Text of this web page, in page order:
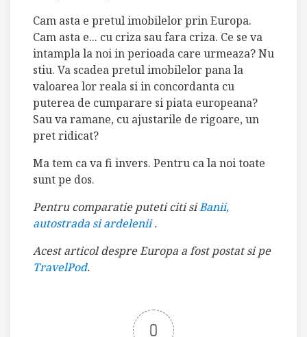
Cam asta e pretul imobilelor prin Europa.
Cam asta e... cu criza sau fara criza. Ce se va
intampla la noi in perioada care urmeaza? Nu
stiu. Va scadea pretul imobilelor pana la
valoarea lor reala si in concordanta cu
puterea de cumparare si piata europeana?
Sau va ramane, cu ajustarile de rigoare, un
pret ridicat?
Ma tem ca va fi invers. Pentru ca la noi toate
sunt pe dos.
Pentru comparatie puteti citi siBanii,
autostrada si ardelenii.
Acest articol despre Europa a fost postat si pe
TravelPod.
0